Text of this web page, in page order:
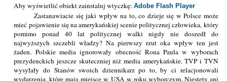
Aby wyświetlić obiekt zainstaluj wtyczkę:Adobe Flash Player
Zastanawiacie się jaki wpływ na to, co dzieje się w Polsce może
mieć pojawienie się na amerykańskiej scenie politycznej człowieka, który
pomimo ponad 40 lat politycznej walki nigdy nie doszedł do
najwyższych szczebli władzy? Na pierwszy rzut oka wpływ ten jest
żaden. Polskie media ignorowały obecność Rona Paula w wyborach
prezydenckich jeszcze skuteczniej niż media amerykańskie. TVP i TVN
wysyłały do Stanów swoich dziennikarz po to, by ci relacjonowali
wydarzenia, które mają miejsce w USA w roku wyborczym. Niestety ani